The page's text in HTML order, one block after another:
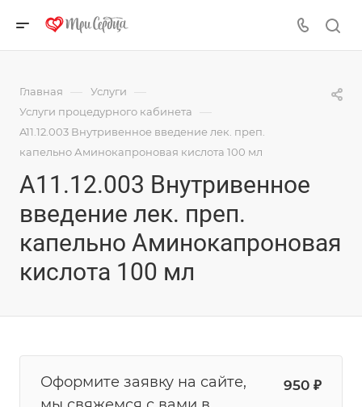
Главная — Услуги —
Услуги процедурного кабинета —
A11.12.003 Внутривенное введение лек. преп.
капельно Аминокапроновая кислота 100 мл
A11.12.003 Внутривенное
введение лек. преп.
капельно Аминокапроновая
кислота 100 мл
Оформите заявку на сайте,
950 ₽